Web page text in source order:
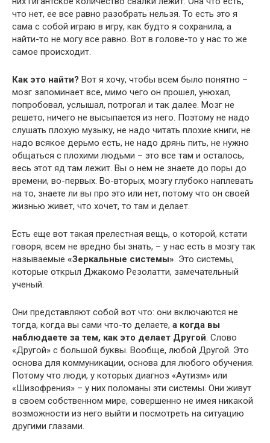
что нет, ее все равно разобрать нельзя. То есть это я
сама с собой играю в игру, как будто я сохранила, а
найти-то не могу все равно. Вот в голове-то у нас то же
самое происходит.
Как это найти? Вот я хочу, чтобы всем было понятно –
мозг запоминает все, мимо чего он прошел, унюхал,
попробовал, услышал, потрогал и так далее. Мозг не
решето, ничего не высыпается из него. Поэтому не надо
слушать плохую музыку, не надо читать плохие книги, не
надо всякое дерьмо есть, не надо дрянь пить, не нужно
общаться с плохими людьми – это все там и осталось,
весь этот яд там лежит. Вы о нем не знаете до поры до
времени, во-первых. Во-вторых, мозгу глубоко наплевать
на то, знаете ли вы про это или нет, потому что он своей
жизнью живет, что хочет, то там и делает.
Есть еще вот такая прелестная вещь, о которой, кстати
говоря, всем не вредно бы знать, – у нас есть в мозгу так
называемые «Зеркальные системы». Это системы,
которые открыл Джакомо Резолатти, замечательный
ученый.
Они представляют собой вот что: они включаются не
тогда, когда вы сами что-то делаете, а когда вы
наблюдаете за тем, как это делает Другой. Слово
«Другой» с большой буквы. Вообще, любой Другой. Это
основа для коммуникации, основа для любого обучения.
Потому что люди, у которых диагноз «Аутизм» или
«Шизофрения» – у них поломаны эти системы. Они живут
в своем собственном мире, совершенно не имея никакой
возможности из него выйти и посмотреть на ситуацию
другими глазами.